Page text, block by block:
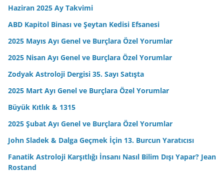
Haziran 2025 Ay Takvimi
ABD Kapitol Binası ve Şeytan Kedisi Efsanesi
2025 Mayıs Ayı Genel ve Burçlara Özel Yorumlar
2025 Nisan Ayı Genel ve Burçlara Özel Yorumlar
Zodyak Astroloji Dergisi 35. Sayı Satışta
2025 Mart Ayı Genel ve Burçlara Özel Yorumlar
Büyük Kıtlık & 1315
2025 Şubat Ayı Genel ve Burçlara Özel Yorumlar
John Sladek & Dalga Geçmek İçin 13. Burcun Yaratıcısı
Fanatik Astroloji Karşıtlığı İnsanı Nasıl Bilim Dışı Yapar? Jean
Rostand